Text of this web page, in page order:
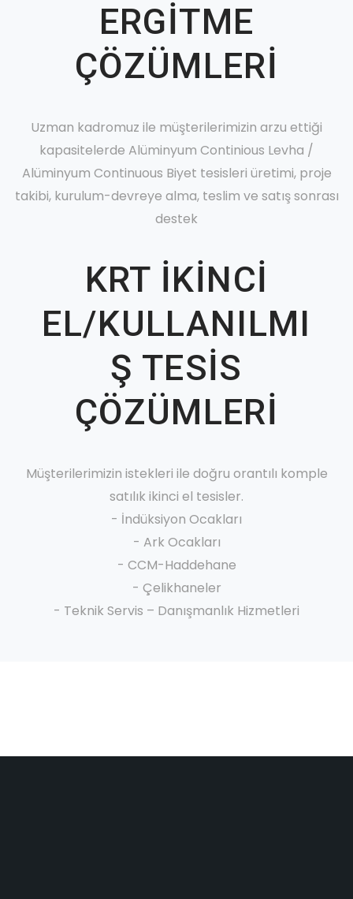
ERGİTME
ÇÖZÜMLERİ
Uzman kadromuz ile müşterilerimizin arzu ettiği
kapasitelerde Alüminyum Continious Levha /
Alüminyum Continuous Biyet tesisleri üretimi, proje
takibi, kurulum-devreye alma, teslim ve satış sonrası
destek
KRT İKİNCİ
EL/KULLANILMI
Ş TESİS
ÇÖZÜMLERİ
Müşterilerimizin istekleri ile doğru orantılı komple
satılık ikinci el tesisler.
- İndüksiyon Ocakları
- Ark Ocakları
- CCM-Haddehane
- Çelikhaneler
- Teknik Servis – Danışmanlık Hizmetleri